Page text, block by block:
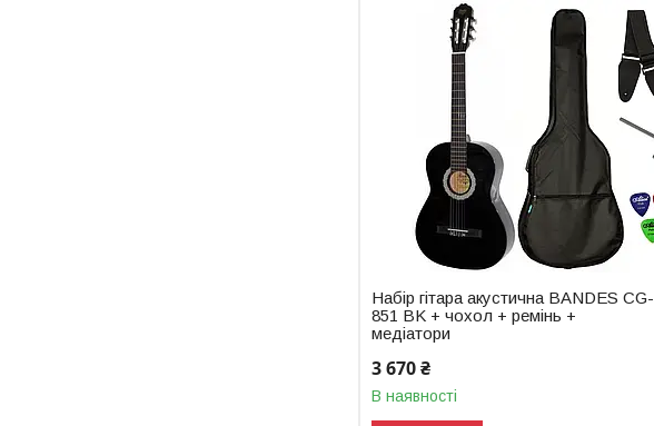
Набір гітара акустична BANDES CG-
851 BK + чохол + ремінь +
медіатори
3 670 ₴
В наявності